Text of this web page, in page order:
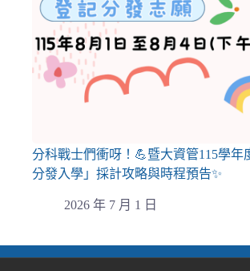
分科戰士們衝呀！💪暨大資管115學年
分發入學」採計攻略與時程預告✨
2026 年 7 月 1 日